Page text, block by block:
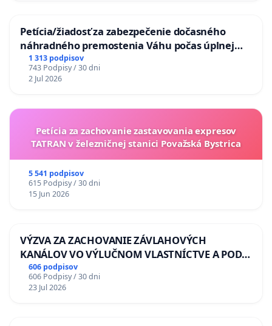
Petícia/žiadosť za zabezpečenie dočasného
náhradného premostenia Váhu počas úplnej
uzávery Vážskeho mosta v Komárne
1 313 podpisov
743 Podpisy / 30 dni
2 Jul 2026
Petícia za zachovanie zastavovania expresov
TATRAN v železničnej stanici Považská Bystrica
5 541 podpisov
615 Podpisy / 30 dni
15 Jun 2026
VÝZVA ZA ZACHOVANIE ZÁVLAHOVÝCH
KANÁLOV VO VÝLUČNOM VLASTNÍCTVE A POD
KONTROLOU SLOVENSKEJ REPUBLIKY & žiadosť
na riešenie zanedbaného stavu závlahových a
odvodňovacích kanálov na Slovensku
606 podpisov
606 Podpisy / 30 dni
23 Jul 2026